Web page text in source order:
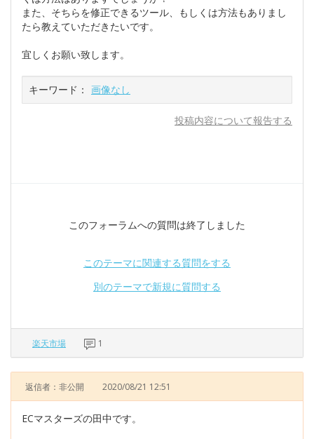
また、そちらを修正できるツール、もしくは方法もありまし
たら教えていただきたいです。
宜しくお願い致します。
キーワード： 画像なし
投稿内容について報告する
このフォーラムへの質問は終了しました
このテーマに関連する質問をする
別のテーマで新規に質問する
楽天市場 1
返信者：非公開 2020/08/21 12:51
ECマスターズの田中です。